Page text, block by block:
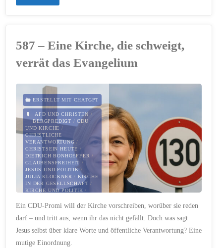
nicht
gewinnen“
–
Gedanken
zur
Wahl
Papst
587 – Eine Kirche, die schweigt,
verrät das Evangelium
ERSTELLT MIT CHATGPT
AFD UND CHRISTEN /
BERGPREDIGT /CDU
UND KIRCHE /
CHRISTLICHE
VERANTWORTUNG /
CHRISTSEIN HEUTE /
DIETRICH BONHOEFFER /
GLAUBENSFREIHEIT /
JESUS UND POLITIK/
JULIA KLÖCKNER / KIRCHE
IN DER GESELLSCHAFT /
KIRCHE UND POLITIK /
NÄCHSTENLIEBE/ TEMPO
Ein CDU-Promi will der Kirche vorschreiben, worüber sie reden
darf – und tritt aus, wenn ihr das nicht gefällt. Doch was sagt
Jesus selbst über klare Worte und öffentliche Verantwortung? Eine
mutige Einordnung.